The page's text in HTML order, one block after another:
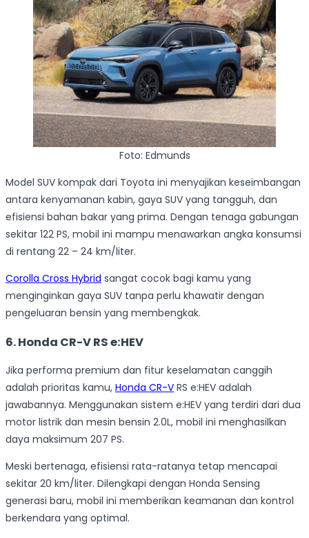
Foto: Edmunds
Model SUV kompak dari Toyota ini menyajikan keseimbangan
antara kenyamanan kabin, gaya SUV yang tangguh, dan
efisiensi bahan bakar yang prima. Dengan tenaga gabungan
sekitar 122 PS, mobil ini mampu menawarkan angka konsumsi
di rentang 22 – 24 km/liter.
Corolla Cross Hybrid sangat cocok bagi kamu yang
menginginkan gaya SUV tanpa perlu khawatir dengan
pengeluaran bensin yang membengkak.
6. Honda CR-V RS e:HEV
Jika performa premium dan fitur keselamatan canggih
adalah prioritas kamu, Honda CR-V RS e:HEV adalah
jawabannya. Menggunakan sistem e:HEV yang terdiri dari dua
motor listrik dan mesin bensin 2.0L, mobil ini menghasilkan
daya maksimum 207 PS.
Meski bertenaga, efisiensi rata-ratanya tetap mencapai
sekitar 20 km/liter. Dilengkapi dengan Honda Sensing
generasi baru, mobil ini memberikan keamanan dan kontrol
berkendara yang optimal.